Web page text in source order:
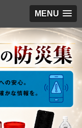
MENU